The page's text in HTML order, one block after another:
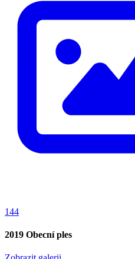
144
2019 Obecní ples